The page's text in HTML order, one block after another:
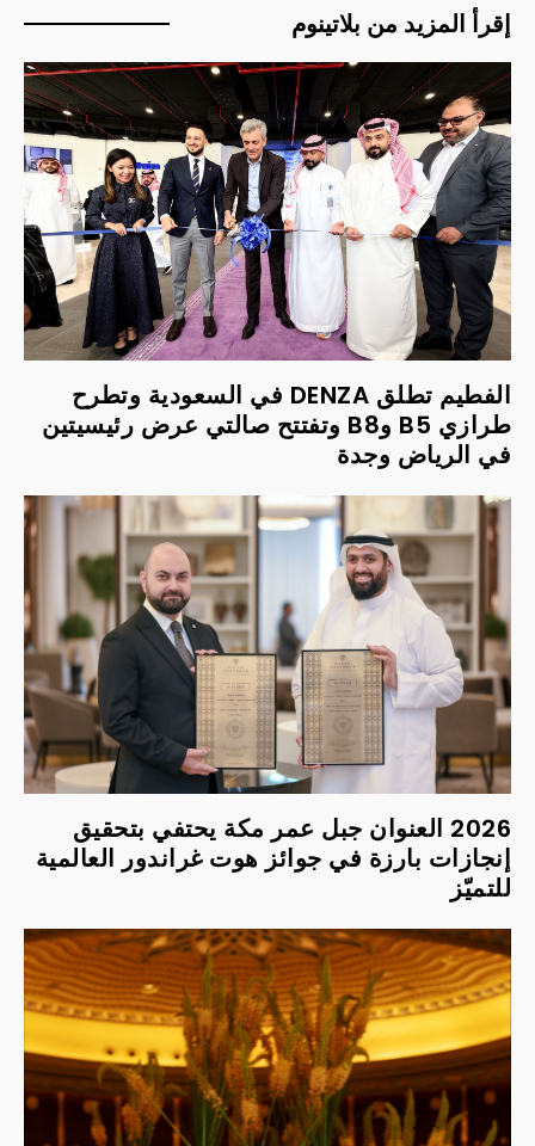
إقرأ المزيد من بلاتينوم
الفطيم تطلق DENZA في السعودية وتطرح
طرازي B5 وB8 وتفتتح صالتي عرض رئيسيتين
في الرياض وجدة
2026 العنوان جبل عمر مكة يحتفي بتحقيق
إنجازات بارزة في جوائز هوت غراندور العالمية
للتميّز